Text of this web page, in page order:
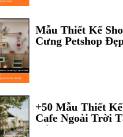
Mẫu Thiết Kế
Cưng Petshop
+50 Mẫu Thiết
Cafe Ngoài Trời
Đức